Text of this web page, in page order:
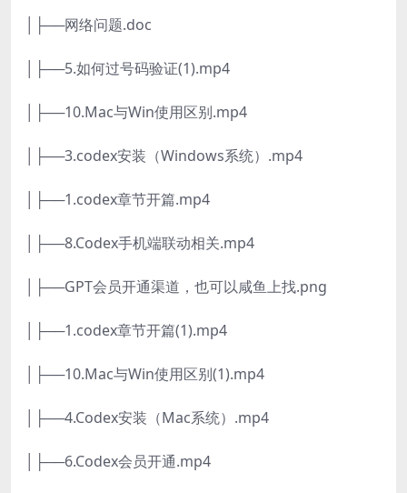
│├──网络问题.doc
│├──5.如何过号码验证(1).mp4
│├──10.Mac与Win使用区别.mp4
│├──3.codex安装（Windows系统）.mp4
│├──1.codex章节开篇.mp4
│├──8.Codex手机端联动相关.mp4
│├──GPT会员开通渠道，也可以咸鱼上找.png
│├──1.codex章节开篇(1).mp4
│├──10.Mac与Win使用区别(1).mp4
│├──4.Codex安装（Mac系统）.mp4
│├──6.Codex会员开通.mp4